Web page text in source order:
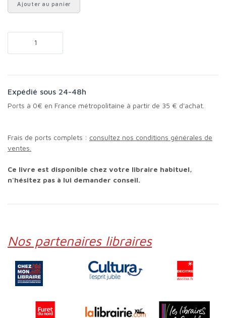
Ajouter au panier
Expédié sous 24-48h
Ports à 0€ en France métropolitaine à partir de 35 € d'achat.
Frais de ports complets : consultez nos conditions générales de
ventes.
Ce livre est disponible chez votre libraire habituel,
n'hésitez pas à lui demander conseil.
Nos partenaires libraires